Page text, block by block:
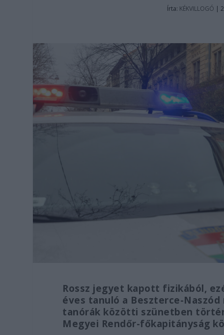
Írta: KÉKVILLOGÓ |
Rossz jegyet kapott fizikából,
éves tanuló a Beszterce-
tanórák közötti szünetben
Megyei Rendőr-főkapitányság